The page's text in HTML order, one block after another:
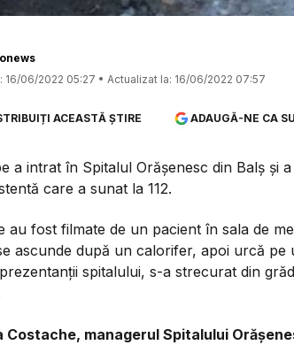
16/06/2022 05:27 • Actualizat la: 16/06/2022 07:57
ACEASTĂ ȘTIRE ADAUGĂ-NE CA
a intrat în Spitalul Orășenesc din Balș și
care a sunat la 112.
au fost filmate de un pacient în sala de
ascunde după un calorifer, apoi urcă
spitalului, s-a strecurat din
Costache, managerul Spitalului